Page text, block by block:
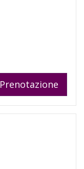
Prenotazione